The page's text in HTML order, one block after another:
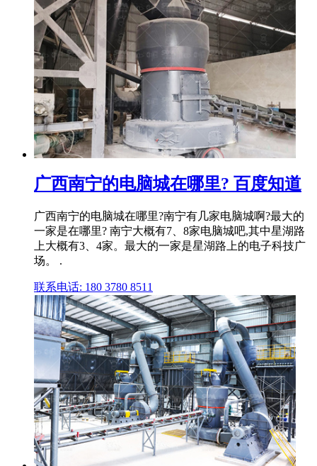
广西南宁的电脑城在哪里? 百度知道
广西南宁的电脑城在哪里?南宁有几家电脑城啊?最大的
一家是在哪里? 南宁大概有7、8家电脑城吧,其中星湖路
上大概有3、4家。最大的一家是星湖路上的电子科技广
场。 .
联系电话: 180 3780 8511